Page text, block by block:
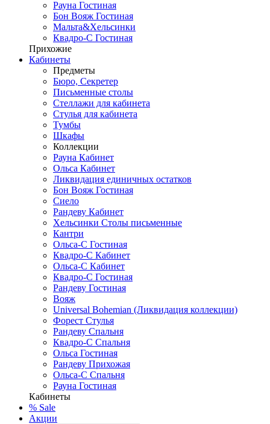
Рауна Гостиная
Бон Вояж Гостиная
Мальта&Хельсинки
Квадро-С Гостиная
Прихожие
Кабинеты
Предметы
Бюро, Секретер
Письменные столы
Стеллажи для кабинета
Стулья для кабинета
Тумбы
Шкафы
Коллекции
Рауна Кабинет
Ольса Кабинет
Ликвидация единичных остатков
Бон Вояж Гостиная
Сиело
Рандеву Кабинет
Хельсинки Столы письменные
Кантри
Ольса-С Гостиная
Квадро-С Кабинет
Ольса-С Кабинет
Квадро-С Гостиная
Рандеву Гостиная
Вояж
Universal Bohemian (Ликвидация коллекции)
Форест Стулья
Рандеву Спальня
Квадро-С Спальня
Ольса Гостиная
Рандеву Прихожая
Ольса-С Спальня
Рауна Гостиная
Кабинеты
% Sale
Акции